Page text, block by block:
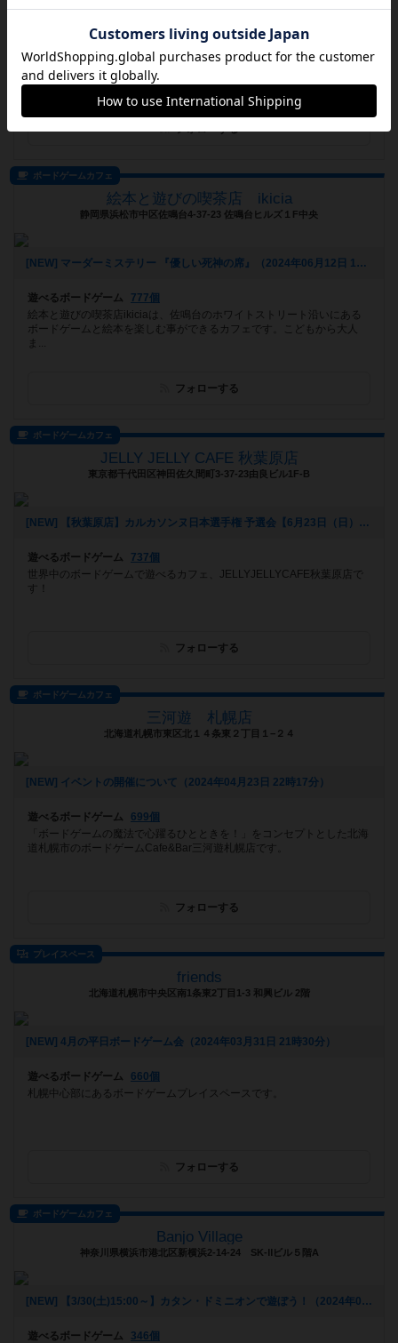
遊べるボードゲーム 1138個
神奈川県藤沢市の湘南台駅西口より徒歩3分！ ボードゲームが遊べて買
えて楽しめるお店です！ 皆様のご来店楽しみにお待ちしております(^^)
フォローする
ボードゲームカフェ
絵本と遊びの喫茶店 ikicia
静岡県浜松市中区佐鳴台4-37-23 佐鳴台ヒルズ１F中央
[NEW] マーダーミステリー 『優しい死神の席』（2024年06月12日 15時47分）
遊べるボードゲーム
777個
絵本と遊びの喫茶店ikiciaは、佐鳴台のホワイトストリート沿いにある
ボードゲームと絵本を楽しむ事ができるカフェです。こどもから大人
ま...
フォローする
ボードゲームカフェ
JELLY JELLY CAFE 秋葉原店
東京都千代田区神田佐久間町3-37-23由良ビル1F-B
[NEW] 【秋葉原店】カルカソンヌ日本選手権 予選会【6月23日（日）】（2024年05月15日 15時55分）
遊べるボードゲーム
737個
世界中のボードゲームで遊べるカフェ、JELLYJELLYCAFE秋葉原店で
す！
フォローする
ボードゲームカフェ
三河遊 札幌店
北海道札幌市東区北１４条東２丁目１−２４
[NEW] イベントの開催について（2024年04月23日 22時17分）
遊べるボードゲーム
699個
「ボードゲームの魔法で心躍るひとときを！」をコンセプトとした北海
道札幌市のボードゲームCafe&Bar三河遊札幌店です。
フォローする
プレイスペース
friends
北海道札幌市中央区南1条東2丁目1-3 和興ビル 2階
[NEW] 4月の平日ボードゲーム会（2024年03月31日 21時30分）
遊べるボードゲーム
660個
札幌中心部にあるボードゲームプレイスペースです。
フォローする
ボードゲームカフェ
Banjo Village
神奈川県横浜市港北区新横浜2-14-24 SK‐Ⅱビル５階A
[NEW] 【3/30(土)15:00～】カタン・ドミニオンで遊ぼう！（2024年03月23日 14時37分）
遊べるボードゲーム
346個